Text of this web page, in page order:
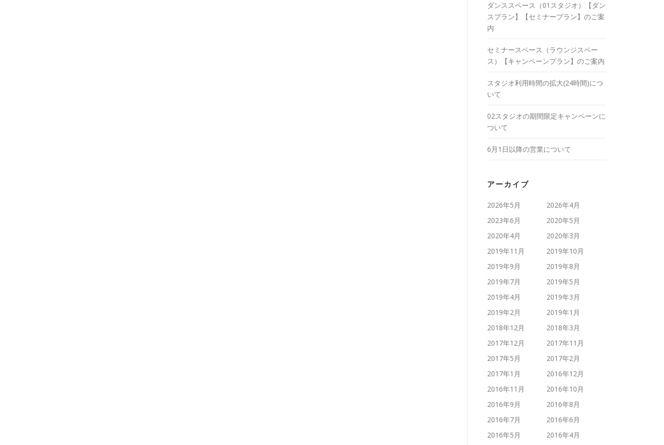
ダンススペース（01スタジオ）【ダン
スプラン】【セミナープラン】のご案
内
セミナースペース（ラウンジスペー
ス）【キャンペーンプラン】のご案内
スタジオ利用時間の拡大(24時間)につ
いて
02スタジオの期間限定キャンペーンに
ついて
6月1日以降の営業について
アーカイブ
2026年5月
2026年4月
2023年6月
2020年5月
2020年4月
2020年3月
2019年11月
2019年10月
2019年9月
2019年8月
2019年7月
2019年5月
2019年4月
2019年3月
2019年2月
2019年1月
2018年12月
2018年3月
2017年12月
2017年11月
2017年5月
2017年2月
2017年1月
2016年12月
2016年11月
2016年10月
2016年9月
2016年8月
2016年7月
2016年6月
2016年5月
2016年4月